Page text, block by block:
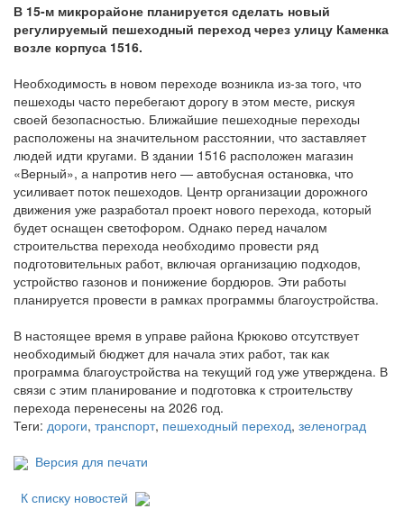
В 15-м микрорайоне планируется сделать новый
регулируемый пешеходный переход через улицу Каменка
возле корпуса 1516.
Необходимость в новом переходе возникла из-за того, что
пешеходы часто перебегают дорогу в этом месте, рискуя
своей безопасностью. Ближайшие пешеходные переходы
расположены на значительном расстоянии, что заставляет
людей идти кругами. В здании 1516 расположен магазин
«Верный», а напротив него — автобусная остановка, что
усиливает поток пешеходов. Центр организации дорожного
движения уже разработал проект нового перехода, который
будет оснащен светофором. Однако перед началом
строительства перехода необходимо провести ряд
подготовительных работ, включая организацию подходов,
устройство газонов и понижение бордюров. Эти работы
планируется провести в рамках программы благоустройства.
В настоящее время в управе района Крюково отсутствует
необходимый бюджет для начала этих работ, так как
программа благоустройства на текущий год уже утверждена. В
связи с этим планирование и подготовка к строительству
перехода перенесены на 2026 год.
Теги: дороги, транспорт, пешеходный переход, зеленоград
Версия для печати
К списку новостей